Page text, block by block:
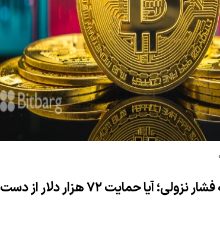
بیت‌کوین در آستانه فشار نزولی؛ آیا حمایت ۷۲ هزار دلار از دست